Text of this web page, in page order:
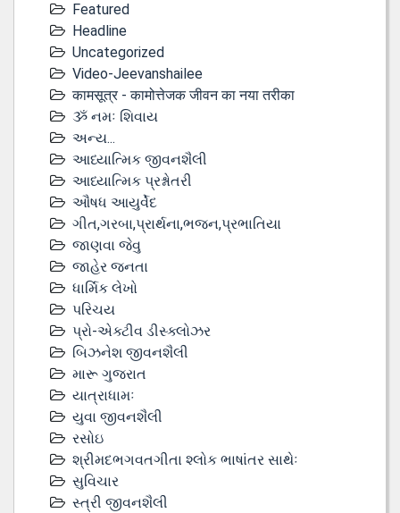
Featured
Headline
Uncategorized
Video-Jeevanshailee
कामसूत्र - कामोत्तेजक जीवन का नया तरीका
ૐ નમઃ શિવાય
અન્ય...
આધ્યાત્મિક જીવનશૈલી
આધ્યાત્મિક પ્રશ્નોતરી
ઔષધ આયુર્વેદ
ગીત,ગરબા,પ્રાર્થના,ભજન,પ્રભાતિયા
જાણવા જેવુ
જાહેર જનતા
ધાર્મિક લેખો
પરિચય
પ્રો-એક્ટીવ ડીસ્‍ક્લોઝર
બિઝનેશ જીવનશૈલી
મારૂ ગુજરાત
યાત્રાધામઃ
યુવા જીવનશૈલી
રસોઇ
શ્રીમદભગવતગીતા શ્લોક ભાષાંતર સાથેઃ
સુવિચાર
સ્ત્રી જીવનશૈલી